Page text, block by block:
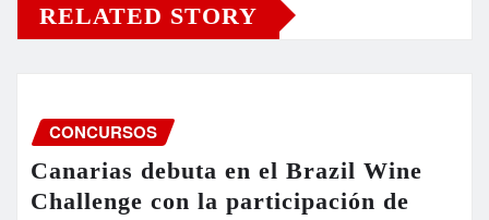
RELATED STORY
CONCURSOS
Canarias debuta en el Brazil Wine
Challenge con la participación de